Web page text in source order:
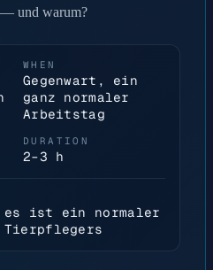
— und warum?
WHEN
Gegenwart, ein
ganz normaler
Arbeitstag
DURATION
2–3 h
ist ein normaler